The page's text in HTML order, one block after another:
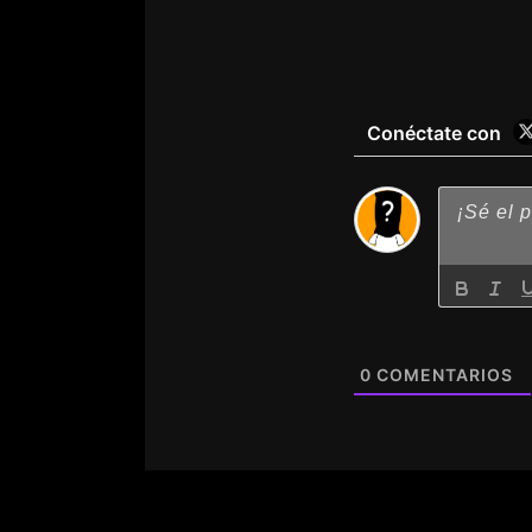
Conéctate con
0 COMENTARIOS